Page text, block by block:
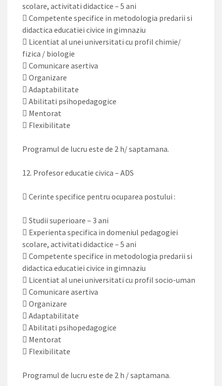
scolare, activitati didactice – 5 ani
 Competente specifice in metodologia predarii si
didactica educatiei civice in gimnaziu
 Licentiat al unei universitati cu profil chimie/
fizica / biologie
 Comunicare asertiva
 Organizare
 Adaptabilitate
 Abilitati psihopedagogice
 Mentorat
 Flexibilitate
Programul de lucru este de 2 h/ saptamana.
12. Profesor educatie civica – ADS
 Cerinte specifice pentru ocuparea postului :
 Studii superioare – 3 ani
 Experienta specifica in domeniul pedagogiei
scolare, activitati didactice – 5 ani
 Competente specifice in metodologia predarii si
didactica educatiei civice in gimnaziu
 Licentiat al unei universitati cu profil socio-uman
 Comunicare asertiva
 Organizare
 Adaptabilitate
 Abilitati psihopedagogice
 Mentorat
 Flexibilitate
Programul de lucru este de 2 h / saptamana.